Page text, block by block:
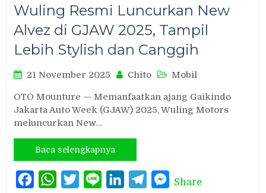
Wuling Resmi Luncurkan New
Alvez di GJAW 2025, Tampil
Lebih Stylish dan Canggih
21 November 2025 Chito Mobil
OTO Mounture — Memanfaatkan ajang Gaikindo
Jakarta Auto Week (GJAW) 2025, Wuling Motors
meluncurkan New…
Baca selengkapnya
FacebookWhatsAppTwitterLine LinkedInTelegramMessenger
Share